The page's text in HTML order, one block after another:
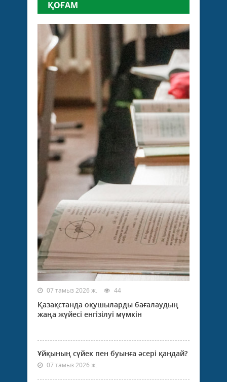
ҚОҒАМ
07 тамыз 2026 ж. 44
Қазақстанда оқушыларды бағалаудың
жаңа жүйесі енгізілуі мүмкін
Ұйқының сүйек пен буынға әсері қандай?
07 тамыз 2026 ж.